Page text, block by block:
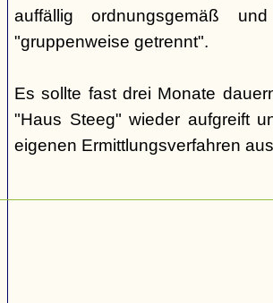
auffällig ordnungsgemäß
"gruppenweise getrennt".
Es sollte fast drei Monate
"Haus Steeg" wieder aufgreift
eigenen Ermittlungsverfahren